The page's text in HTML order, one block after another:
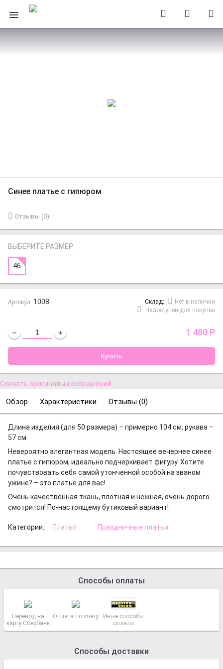
Синее платье с гипюром
Отзывы (0)
ВЫБЕРИТЕ РАЗМЕР:
46
Артикул: 1008 Cклад:
Нет в наличии
Недоступен для покупки
− + 1 480 Р
Скачать оригиналы изображений
Обзор Характеристики Отзывы (0)
Длина изделия (для 50 размера) – примерно 104 см, рукава –
57 см
Невероятно элегантная модель. Настоящее вечернее синее
платье с гипюром, идеально подчеркивает фигуру. Хотите
почувствовать себя самой утонченной особой на званом
ужине? – это платье для вас!
Очень качественная ткань, плотная и нежная, очень дорого
смотрится! По-настоящему бутиковый вариант!
Категории: Платья Праздничные платья
Способы оплаты
Перевод на
карту Сбербанк
Оплата по счету
Иные способы
оплаты
Способы доставки